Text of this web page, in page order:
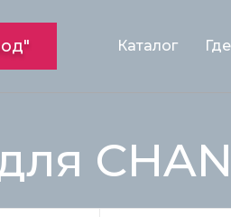
Каталог